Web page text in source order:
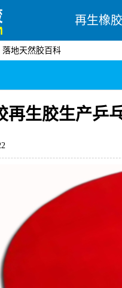
再生橡胶
落地天然胶百科
再生胶生产乒